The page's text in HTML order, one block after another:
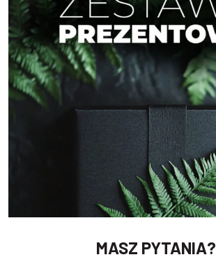
MASZ PYTANIA?